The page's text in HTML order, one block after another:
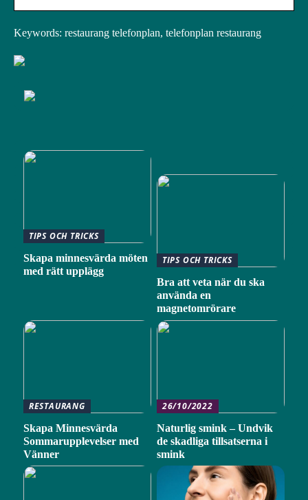
Keywords: restaurang telefonplan, telefonplan restaurang
TIPS OCH TRICKS
Skapa minnesvärda möten
med rätt upplägg
TIPS OCH TRICKS
Bra att veta när du ska
använda en
magnetomrörare
RESTAURANG
Skapa Minnesvärda
Sommarupplevelser med
Vänner
26/10/2022
Naturlig smink – Undvik
de skadliga tillsatserna i
smink